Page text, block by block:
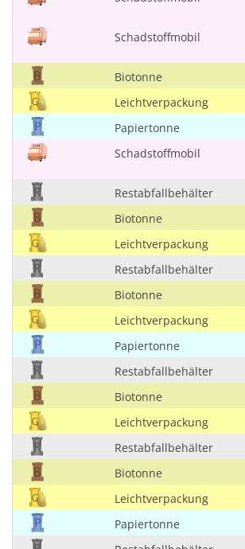
Schadstoffmobil
Biotonne
Leichtverpackung
Papiertonne
Schadstoffmobil
Restabfallbehälter
Biotonne
Leichtverpackung
Restabfallbehälter
Biotonne
Leichtverpackung
Papiertonne
Restabfallbehälter
Biotonne
Leichtverpackung
Restabfallbehälter
Biotonne
Leichtverpackung
Papiertonne